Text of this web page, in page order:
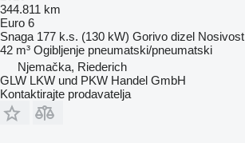
344.811 km
Euro 6
Snaga 177 k.s. (130 kW) Gorivo dizel Nosivost
42 m³ Ogibljenje pneumatski/pneumatski
Njemačka, Riederich
GLW LKW und PKW Handel GmbH
Kontaktirajte prodavatelja